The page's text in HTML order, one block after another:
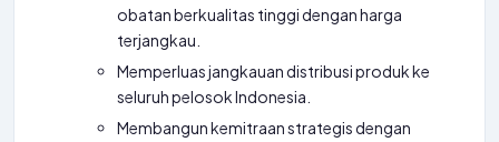
obatan berkualitas tinggi dengan harga
terjangkau.
Memperluas jangkauan distribusi produk ke
seluruh pelosok Indonesia.
Membangun kemitraan strategis dengan